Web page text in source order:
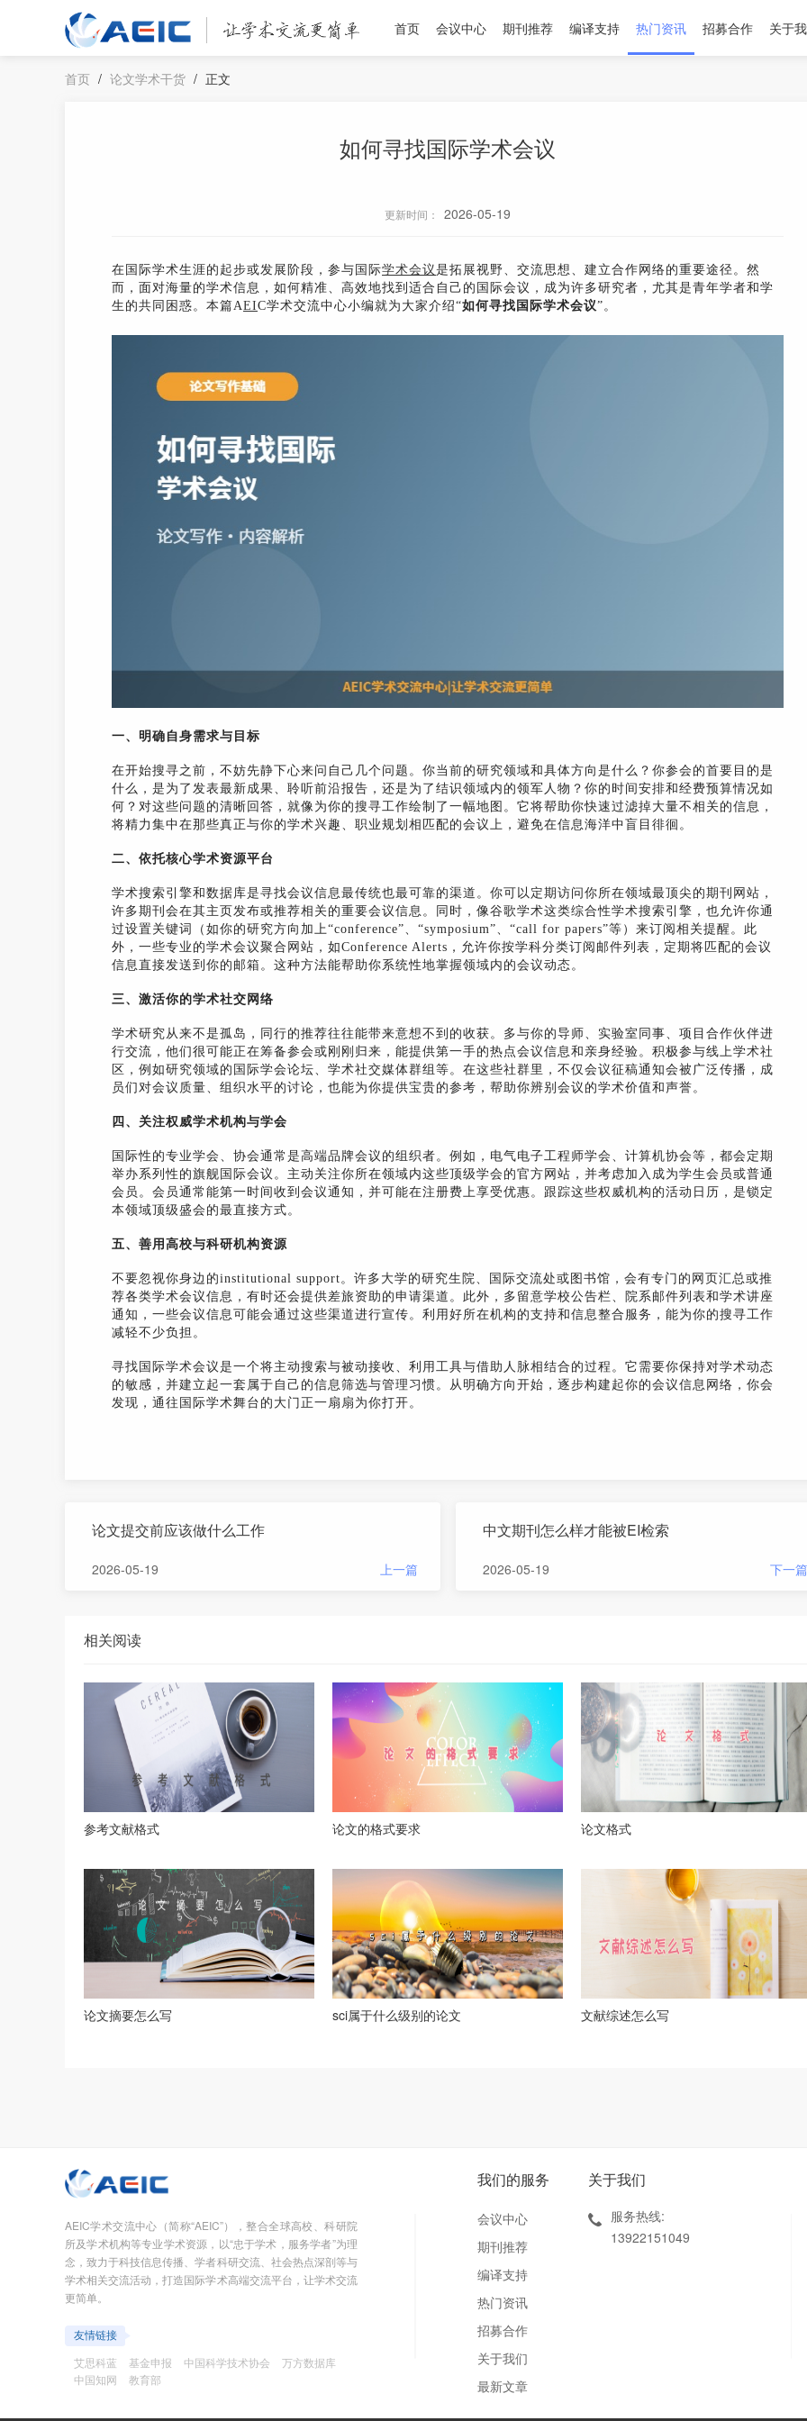
首页 会议中心 期刊推荐 编译支持 热门资讯 招募合作 关于
首页 / 论文学术干货 / 正文
如何寻找国际学术会议
更新时间： 2026-05-19
在国际学术生涯的起步或发展阶段，参与国际学术会议是拓展视野、交流思想、建立合作网络的重要途径。然
而，面对海量的学术信息，如何精准、高效地找到适合自己的国际会议，成为许多研究者，尤其是青年学者和学
生的共同困惑。本篇AEIC学术交流中心小编就为大家介绍“如何寻找国际学术会议”。
一、明确自身需求与目标
在开始搜寻之前，不妨先静下心来问自己几个问题。你当前的研究领域和具体方向是什么？你参会的首要目的是
什么，是为了发表最新成果、聆听前沿报告，还是为了结识领域内的领军人物？你的时间安排和经费预算情况如
何？对这些问题的清晰回答，就像为你的搜寻工作绘制了一幅地图。它将帮助你快速过滤掉大量不相关的信息，
将精力集中在那些真正与你的学术兴趣、职业规划相匹配的会议上，避免在信息海洋中盲目徘徊。
二、依托核心学术资源平台
学术搜索引擎和数据库是寻找会议信息最传统也最可靠的渠道。你可以定期访问你所在领域最顶尖的期刊网站，
许多期刊会在其主页发布或推荐相关的重要会议信息。同时，像谷歌学术这类综合性学术搜索引擎，也允许你通
过设置关键词（如你的研究方向加上“conference”、“symposium”、“call for papers”等）来订阅相关提醒。此
外，一些专业的学术会议聚合网站，如Conference Alerts，允许你按学科分类订阅邮件列表，定期将匹配的会议
信息直接发送到你的邮箱。这种方法能帮助你系统性地掌握领域内的会议动态。
三、激活你的学术社交网络
学术研究从来不是孤岛，同行的推荐往往能带来意想不到的收获。多与你的导师、实验室同事、项目合作伙伴进
行交流，他们很可能正在筹备参会或刚刚归来，能提供第一手的热点会议信息和亲身经验。积极参与线上学术社
区，例如研究领域的国际学会论坛、学术社交媒体群组等。在这些社群里，不仅会议征稿通知会被广泛传播，成
员们对会议质量、组织水平的讨论，也能为你提供宝贵的参考，帮助你辨别会议的学术价值和声誉。
四、关注权威学术机构与学会
国际性的专业学会、协会通常是高端品牌会议的组织者。例如，电气电子工程师学会、计算机协会等，都会定期
举办系列性的旗舰国际会议。主动关注你所在领域内这些顶级学会的官方网站，并考虑加入成为学生会员或普通
会员。会员通常能第一时间收到会议通知，并可能在注册费上享受优惠。跟踪这些权威机构的活动日历，是锁定
本领域顶级盛会的最直接方式。
五、善用高校与科研机构资源
不要忽视你身边的institutional support。许多大学的研究生院、国际交流处或图书馆，会有专门的网页汇总或推
荐各类学术会议信息，有时还会提供差旅资助的申请渠道。此外，多留意学校公告栏、院系邮件列表和学术讲座
通知，一些会议信息可能会通过这些渠道进行宣传。利用好所在机构的支持和信息整合服务，能为你的搜寻工作
减轻不少负担。
寻找国际学术会议是一个将主动搜索与被动接收、利用工具与借助人脉相结合的过程。它需要你保持对学术动态
的敏感，并建立起一套属于自己的信息筛选与管理习惯。从明确方向开始，逐步构建起你的会议信息网络，你会
发现，通往国际学术舞台的大门正一扇扇为你打开。
论文提交前应该做什么工作
2026-05-19 上一篇
中文期刊怎么样才能被EI检索
2026-05-19 下一篇
相关阅读
参考文献格式 论文的格式要求 论文格式
论文摘要怎么写 sci属于什么级别的论文 文献综述怎么写
AEIC学术交流中心（简称“AEIC”），整合全球高校、科研院
所及学术机构等专业学术资源，以“忠于学术，服务学者”为理
念，致力于科技信息传播、学者科研交流、社会热点深剖等与
学术相关交流活动，打造国际学术高端交流平台，让学术交流
更简单。
友情链接
艾思科蓝
基金申报 中国科学技术协会
万方数据库
中国知网
教育部
我们的服务
会议中心
期刊推荐
编译支持
热门资讯
招募合作
关于我们
最新文章
关于我们
服务热线:
13922151049